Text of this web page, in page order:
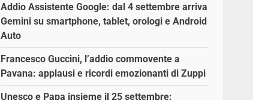
Addio Assistente Google: dal 4 settembre arriva
Gemini su smartphone, tablet, orologi e Android
Auto
Francesco Guccini, l’addio commovente a
Pavana: applausi e ricordi emozionanti di Zuppi
Unesco e Papa insieme il 25 settembre: